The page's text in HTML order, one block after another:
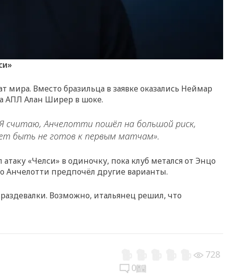
Вместо бразильца в заявке оказались Неймар
АПЛ Алан Ширер в шоке.
считаю, Анчелотти пошёл на большой риск,
быть не готов к первым матчам».
«Челси» в одиночку, пока клуб метался от Энцо
Анчелотти предпочёл другие варианты.
Возможно, итальянец решил, что
728
0